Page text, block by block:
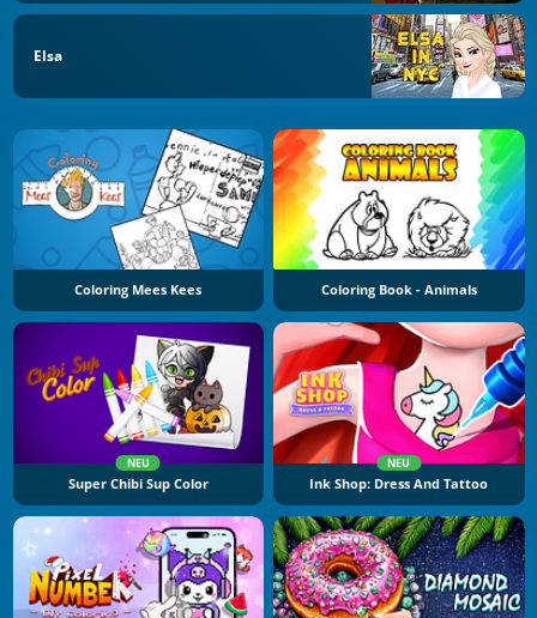
Elsa
Coloring Mees Kees Coloring Book - Animals
NEU
Super Chibi Sup Color
NEU
Ink Shop: Dress And Tattoo